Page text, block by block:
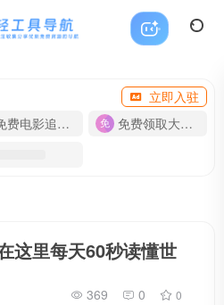
立即入驻
免费电影追剧APP 免费领取大流量卡【500G】
这里每天60秒读懂世
369 0 0